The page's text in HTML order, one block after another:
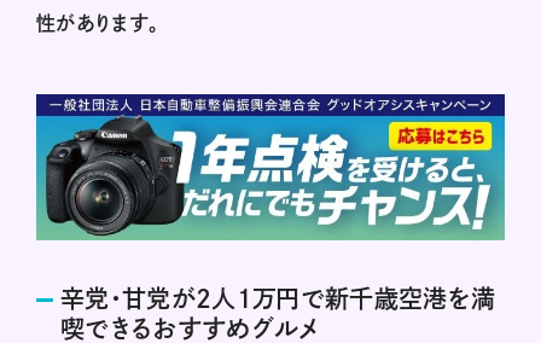
性があります。
辛党・甘党が2人1万円で新千歳空港を満
喫できるおすすめグルメ